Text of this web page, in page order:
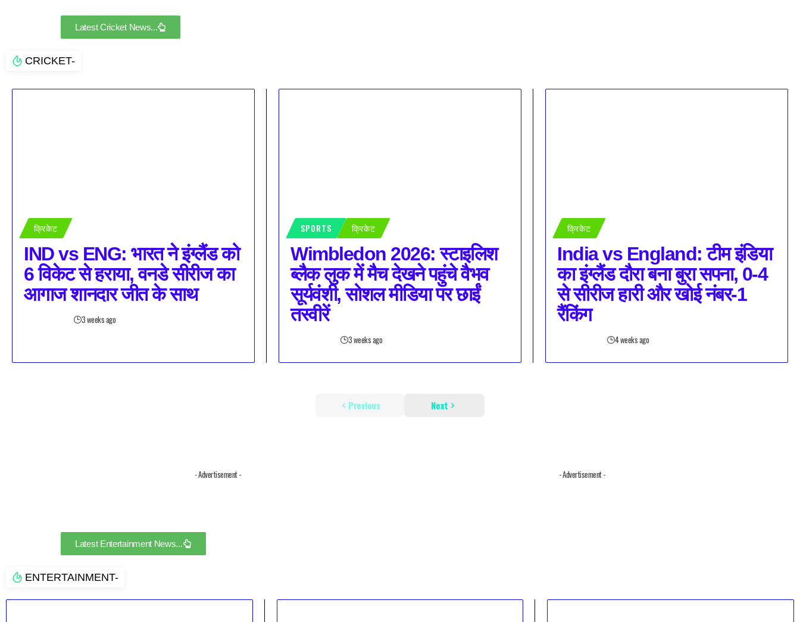
Latest Cricket News...
CRICKET-
क्रिकेट
IND vs ENG: भारत ने इंग्लैंड को
6 विकेट से हराया, वनडे सीरीज का
आगाज शानदार जीत के साथ
3 weeks ago
SPORTS क्रिकेट
Wimbledon 2026: स्टाइलिश
ब्लैक लुक में मैच देखने पहुंचे वैभव
सूर्यवंशी, सोशल मीडिया पर छाईं
तस्वीरें
3 weeks ago
क्रिकेट
India vs England: टीम इंडिया
का इंग्लैंड दौरा बना बुरा सपना, 0-4
से सीरीज हारी और खोई नंबर-1
रैंकिंग
4 weeks ago
Previous Next
- Advertisement - - Advertisement -
Latest Entertainment News...
ENTERTAINMENT-